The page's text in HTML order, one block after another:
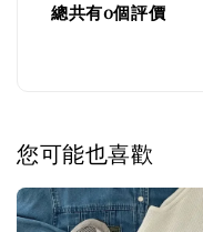
總共有0個評價
您可能也喜歡